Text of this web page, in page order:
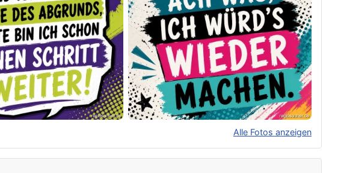
Alle Fotos anzeigen